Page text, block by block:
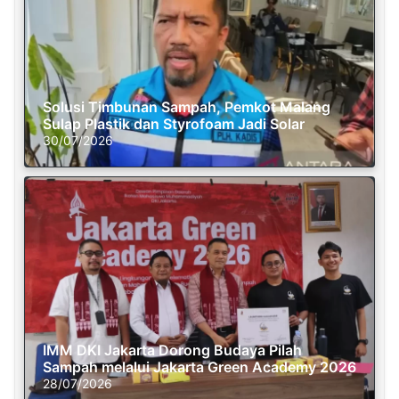
Solusi Timbunan Sampah, Pemkot Malang
Sulap Plastik dan Styrofoam Jadi Solar
30/07/2026
IMM DKI Jakarta Dorong Budaya Pilah
Sampah melalui Jakarta Green Academy 2026
28/07/2026